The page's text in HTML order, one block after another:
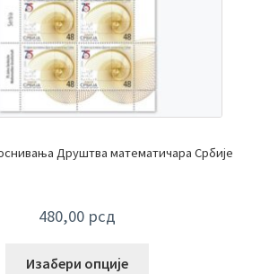
Друштва математичара Србије
480,00 рсд
Изабери опције